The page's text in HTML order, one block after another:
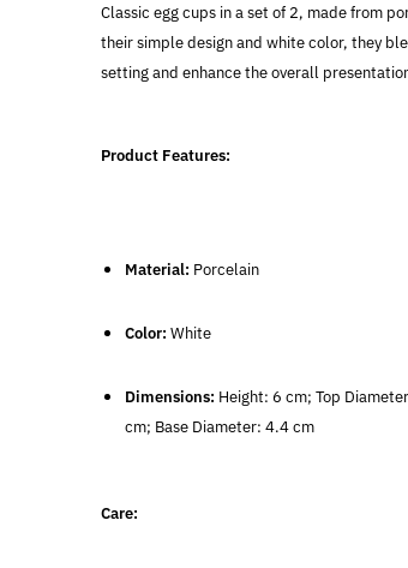
Classic egg cups in a set of 2, made from
their simple design and white color, they
setting and enhance the overall
Product Features:
Material: Porcelain
Color: White
Dimensions: Height: 6 cm; Top
cm; Base Diameter: 4.4 cm
Care: